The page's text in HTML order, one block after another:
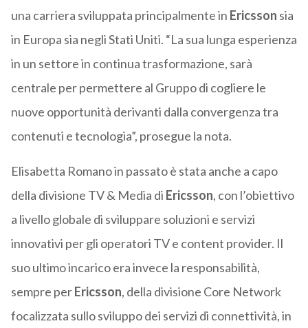
una carriera sviluppata principalmente in Ericsson sia
in Europa sia negli Stati Uniti. “La sua lunga esperienza
in un settore in continua trasformazione, sarà
centrale per permettere al Gruppo di cogliere le
nuove opportunità derivanti dalla convergenza tra
contenuti e tecnologia”, prosegue la nota.
Elisabetta Romano in passato è stata anche a capo
della divisione TV & Media di Ericsson, con l’obiettivo
a livello globale di sviluppare soluzioni e servizi
innovativi per gli operatori TV e content provider. Il
suo ultimo incarico era invece la responsabilità,
sempre perEricsson, della divisione Core Network
focalizzata sullo sviluppo dei servizi di connettività, in